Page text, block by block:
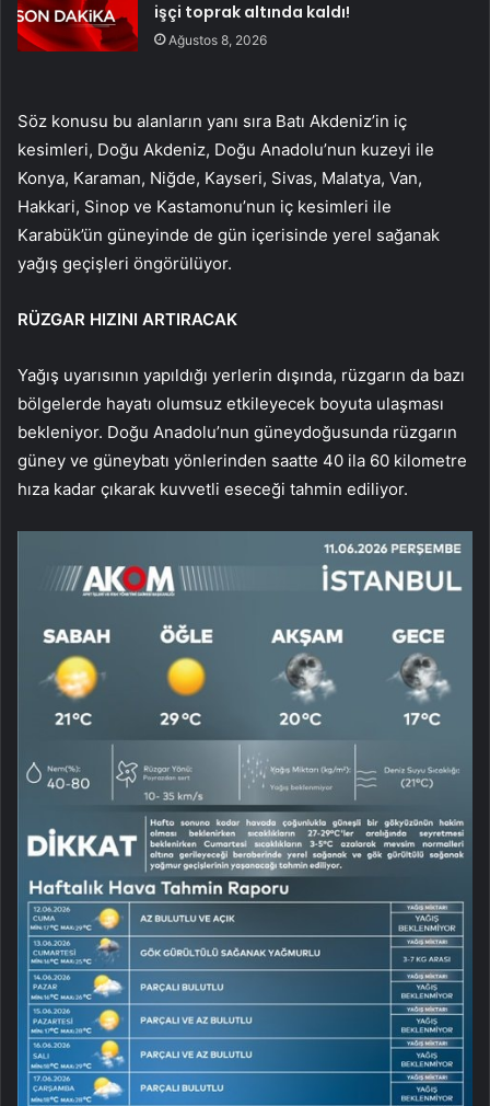
işçi toprak altında kaldı!
Ağustos 8, 2026
Söz konusu bu alanların yanı sıra Batı Akdeniz’in iç
kesimleri, Doğu Akdeniz, Doğu Anadolu’nun kuzeyi ile
Konya, Karaman, Niğde, Kayseri, Sivas, Malatya, Van,
Hakkari, Sinop ve Kastamonu’nun iç kesimleri ile
Karabük’ün güneyinde de gün içerisinde yerel sağanak
yağış geçişleri öngörülüyor.
RÜZGAR HIZINI ARTIRACAK
Yağış uyarısının yapıldığı yerlerin dışında, rüzgarın da bazı
bölgelerde hayatı olumsuz etkileyecek boyuta ulaşması
bekleniyor. Doğu Anadolu’nun güneydoğusunda rüzgarın
güney ve güneybatı yönlerinden saatte 40 ila 60 kilometre
hıza kadar çıkarak kuvvetli eseceği tahmin ediliyor.